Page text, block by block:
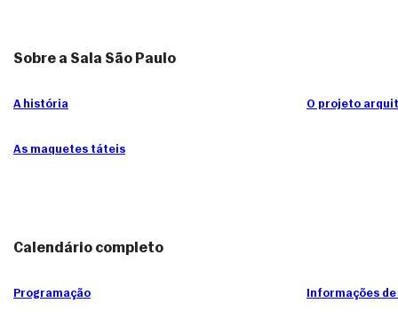
Sobre a Sala São Paulo
A história O projeto
As maquetes táteis
Calendário completo
Programação Informações